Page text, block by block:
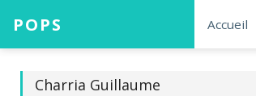
POPS Accueil
Charria Guillaume